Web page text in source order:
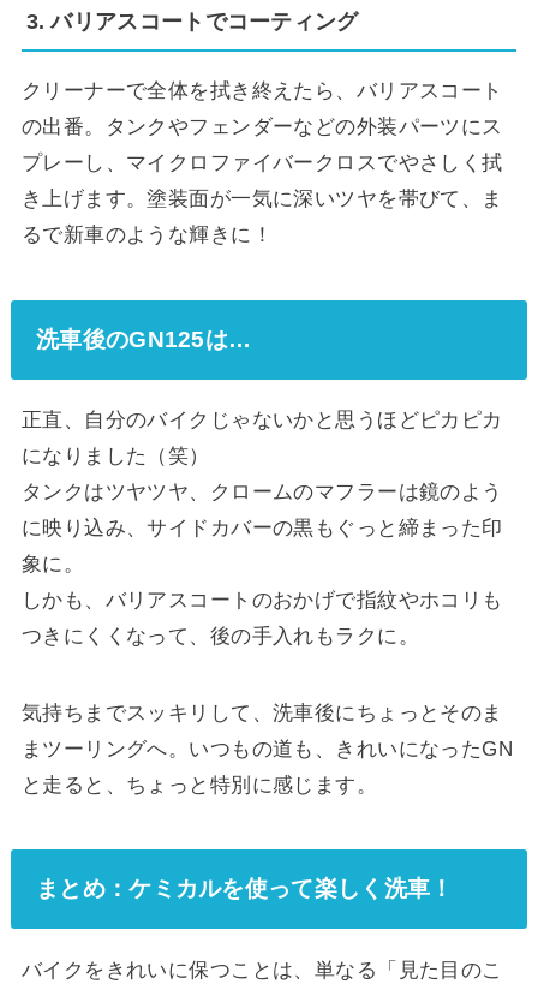
3. バリアスコートでコーティング
クリーナーで全体を拭き終えたら、バリアスコート
の出番。タンクやフェンダーなどの外装パーツにス
プレーし、マイクロファイバークロスでやさしく拭
き上げます。塗装面が一気に深いツヤを帯びて、ま
るで新車のような輝きに！
洗車後のGN125は…
正直、自分のバイクじゃないかと思うほどピカピカ
になりました（笑）
タンクはツヤツヤ、クロームのマフラーは鏡のよう
に映り込み、サイドカバーの黒もぐっと締まった印
象に。
しかも、バリアスコートのおかげで指紋やホコリも
つきにくくなって、後の手入れもラクに。
気持ちまでスッキリして、洗車後にちょっとそのま
まツーリングへ。いつもの道も、きれいになったGN
と走ると、ちょっと特別に感じます。
まとめ：ケミカルを使って楽しく洗車！
バイクをきれいに保つことは、単なる「見た目のこ